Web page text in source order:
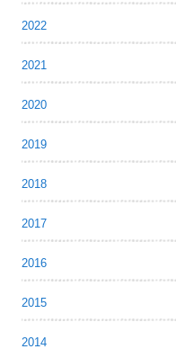
2022
2021
2020
2019
2018
2017
2016
2015
2014